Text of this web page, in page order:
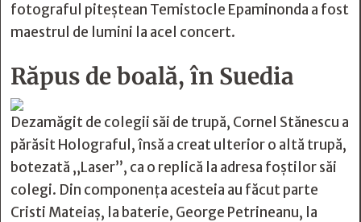
fotograful piteştean Temistocle Epaminonda a fost
maestrul de lumini la acel concert.
Răpus de boală, în Suedia
Dezamăgit de colegii săi de trupă, Cornel Stănescu a
părăsit Holograful, însă a creat ulterior o altă trupă,
botezată „Laser”, ca o replică la adresa foştilor săi
colegi. Din componenţa acesteia au făcut parte
Cristi Mateiaş, la baterie, George Petrineanu, la